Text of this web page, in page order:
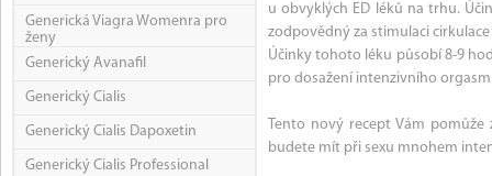
Generická Viagra Womenra pro
ženy
Generický Avanafil
Generický Cialis
Generický Cialis Dapoxetin
Generický Cialis Professional
u obvyklých ED léků na trhu.
zodpovědný za stimulaci
Účinky tohoto léku působí 8-9
pro dosažení intenzivního
Tento nový recept Vám pomůže
budete mít při sexu mnohem